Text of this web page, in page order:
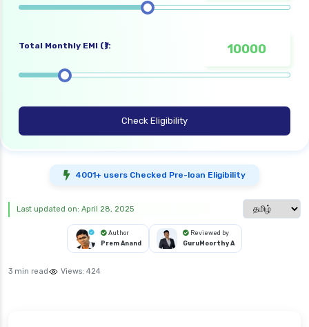
Total Monthly EMI (₹):
Check Eligibility
4001+ users Checked Pre-loan Eligibility
Select
Last updated on: April 28, 2025
Author
Prem Anand
Reviewed by
GuruMoorthy A
3 min read Views: 424